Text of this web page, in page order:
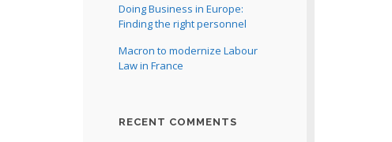
Doing Business in Europe:
Finding the right personnel
Macron to modernize Labour
Law in France
RECENT COMMENTS